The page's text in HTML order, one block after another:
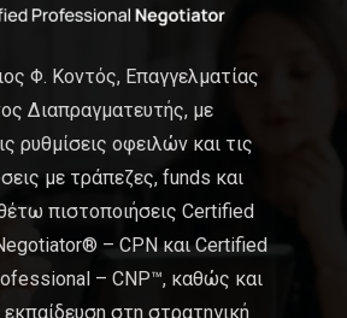
Φ. Κοντός, Επαγγελματίας
Διαπραγματευτής, με
ρυθμίσεις οφειλών και τις
με τράπεζες, funds και
πιστοποιήσεις Certified
– CPN και Certified
– CNP™, καθώς και
εκπαίδευση στη στρατηγική